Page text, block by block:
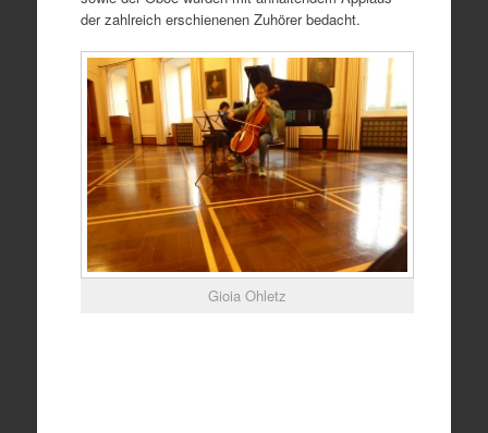
der zahlreich erschienenen Zuhörer bedacht.
Gioia Ohletz